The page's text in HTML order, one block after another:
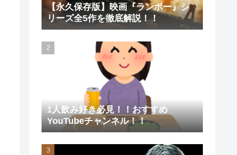
【永久保存版】映画『ランボー』シ
リーズ全5作を徹底解説！！
1人飲み好き必見！！おすすめ
YouTubeチャンネル！！